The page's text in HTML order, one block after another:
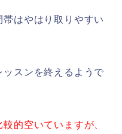
はやはり取りやすい
スンを終えるようで
的空いていますが、